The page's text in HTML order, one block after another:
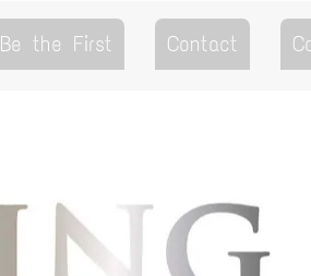
Be the First Contact